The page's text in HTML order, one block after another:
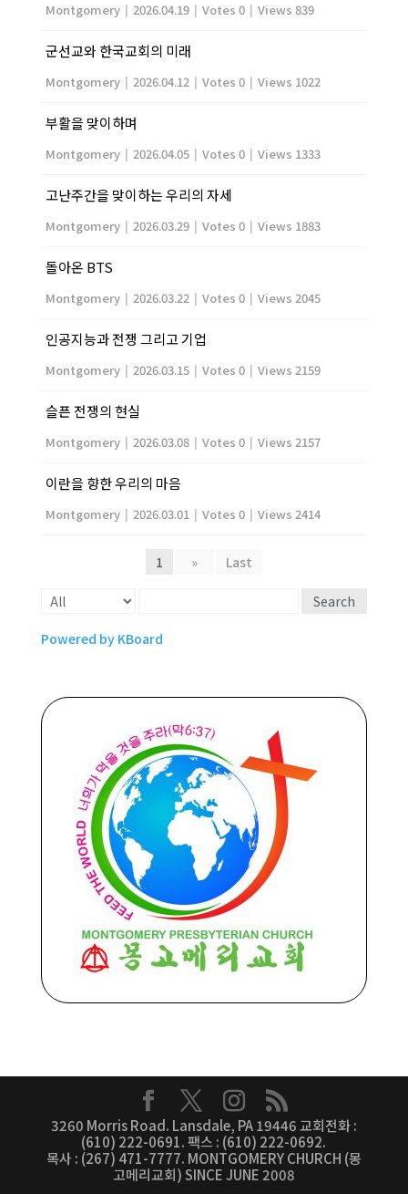
Montgomery | 2026.04.19 | Votes 0 | Views 839
군선교와 한국교회의 미래
Montgomery | 2026.04.12 | Votes 0 | Views 1022
부활을 맞이하며
Montgomery | 2026.04.05 | Votes 0 | Views 1333
고난주간을 맞이하는 우리의 자세
Montgomery | 2026.03.29 | Votes 0 | Views 1883
돌아온 BTS
Montgomery | 2026.03.22 | Votes 0 | Views 2045
인공지능과 전쟁 그리고 기업
Montgomery | 2026.03.15 | Votes 0 | Views 2159
슬픈 전쟁의 현실
Montgomery | 2026.03.08 | Votes 0 | Views 2157
이란을 향한 우리의 마음
Montgomery | 2026.03.01 | Votes 0 | Views 2414
1 » Last
Search
Powered by KBoard
3260 Morris Road. Lansdale, PA 19446 교회전화 :
(610) 222-0691. 팩스 : (610) 222-0692.
목사 : (267) 471-7777. MONTGOMERY CHURCH (몽
고메리교회) SINCE JUNE 2008